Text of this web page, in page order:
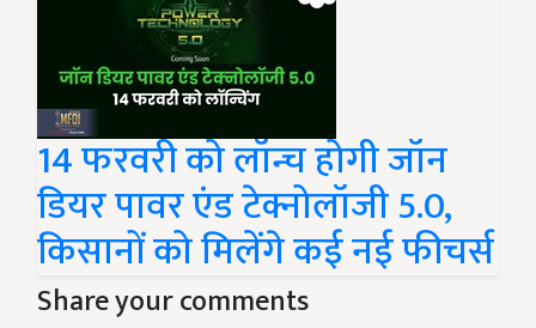
14 फरवरी को लॉन्च होगी जॉन
डियर पावर एंड टेक्नोलॉजी 5.0,
किसानों को मिलेंगे कई नई फीचर्स
Share your comments